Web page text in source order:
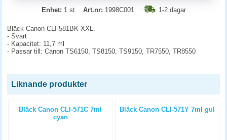
Enhet: 1 st Art.nr: 1998C001 1-2 dagar
Bläck Canon CLI-581BK XXL.
- Svart
- Kapacitet: 11,7 ml
- Passar till: Canon TS6150, TS8150, TS9150, TR7550, TR8550
Liknande produkter
Bläck Canon CLI-571C 7ml
cyan
Bläck Canon CLI-571Y 7ml gul